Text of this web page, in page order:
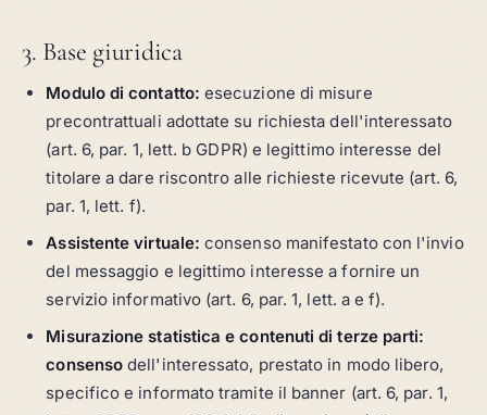
3. Base giuridica
Modulo di contatto: esecuzione di misure
precontrattuali adottate su richiesta dell'interessato
(art. 6, par. 1, lett. b GDPR) e legittimo interesse del
titolare a dare riscontro alle richieste ricevute (art. 6,
par. 1, lett. f).
Assistente virtuale: consenso manifestato con l'invio
del messaggio e legittimo interesse a fornire un
servizio informativo (art. 6, par. 1, lett. a e f).
Misurazione statistica e contenuti di terze parti:
consenso dell'interessato, prestato in modo libero,
specifico e informato tramite il banner (art. 6, par. 1,